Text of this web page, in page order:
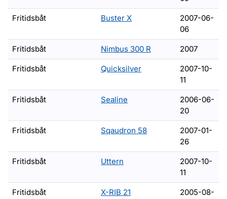
Fritidsbåt Buster X
2007-06-
06
Fritidsbåt Nimbus 300 R 2007
Fritidsbåt Quicksilver
2007-10-
11
Fritidsbåt Sealine
2006-06-
20
Fritidsbåt Sqaudron 58
2007-01-
26
Fritidsbåt Uttern
2007-10-
11
Fritidsbåt X-RIB 21
2005-08-